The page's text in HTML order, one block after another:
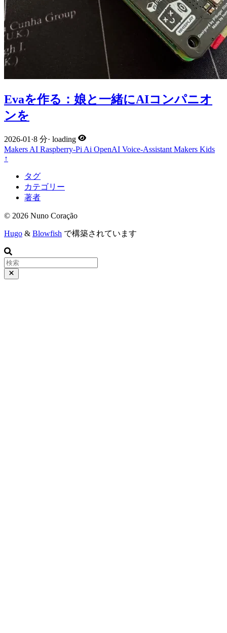
Evaを作る：娘と一緒にAIコンパニオ
ンを
2026-01 ·8 分· loading
Makers AI Raspberry-Pi Ai OpenAI Voice-Assistant Makers Kids
↑
タグ
カテゴリー
著者
© 2026 Nuno Coração
Hugo & Blowfish で構築されています